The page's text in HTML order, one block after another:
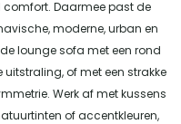
Daarmee past de
moderne, urban en
lounge sofa met een rond
of met een strakke
Werk af met kussens
of accentkleuren,